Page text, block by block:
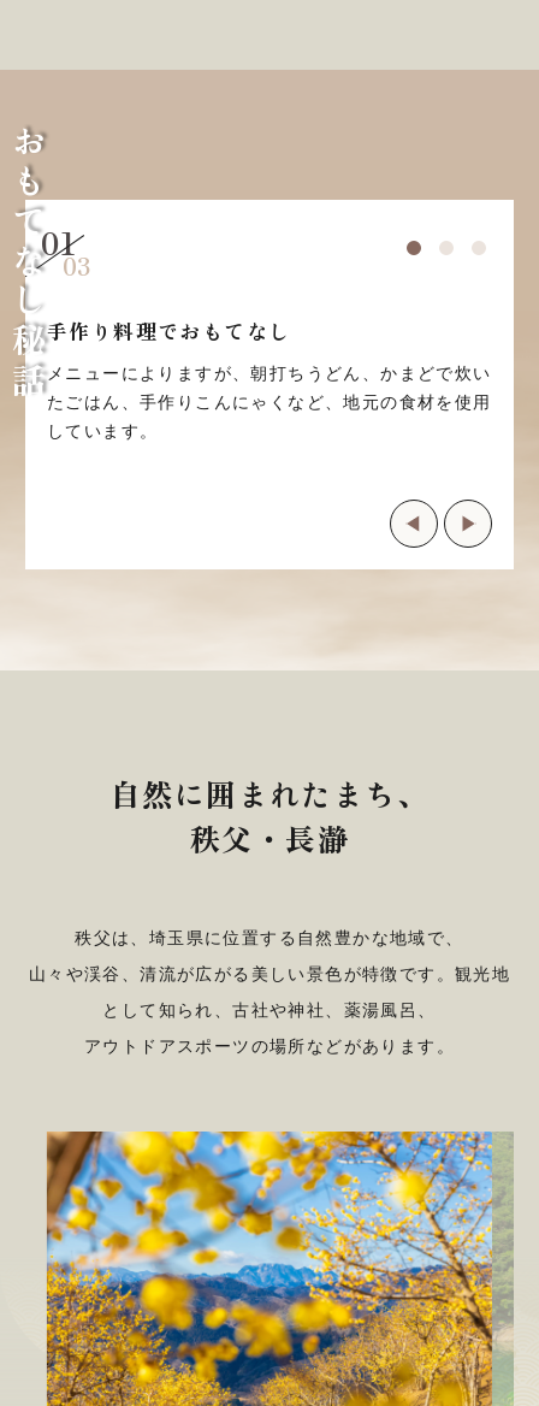
おもてなし秘話1
3
手作り料理でおもてなし
メニューによりますが、朝打ちうどん、かまどで炊い
たごはん、手作りこんにゃくなど、地元の食材を使用
しています。
自然に囲まれたまち、
秩父・長瀞
秩父は、埼玉県に位置する自然豊かな地域で、
山々や渓谷、清流が広がる美しい景色が特徴です。観光地
として知られ、古社や神社、薬湯風呂、
アウトドアスポーツの場所などがあります。